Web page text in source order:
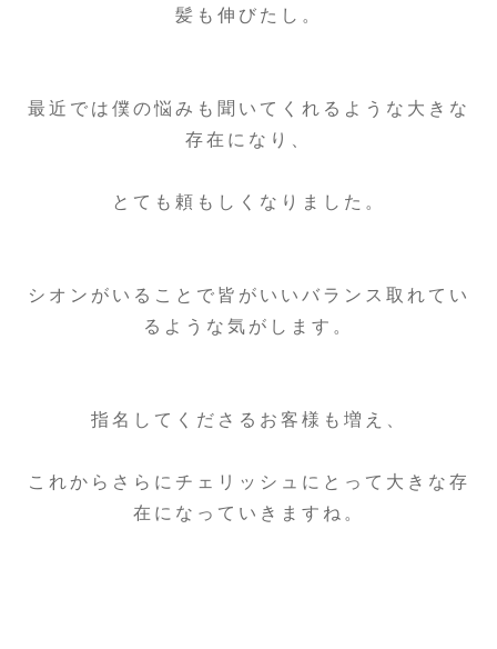
髪も伸びたし。
最近では僕の悩みも聞いてくれるような大きな
存在になり、
とても頼もしくなりました。
シオンがいることで皆がいいバランス取れてい
るような気がします。
指名してくださるお客様も増え、
これからさらにチェリッシュにとって大きな存
在になっていきますね。